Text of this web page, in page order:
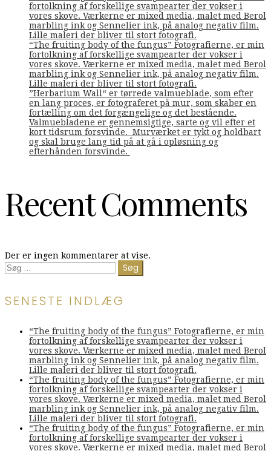
fortolkning af forskellige svampearter der vokser i
vores skove. Værkerne er mixed media, malet med Berol
marbling ink og Sennelier ink, på analog negativ film.
Lille maleri der bliver til stort fotografi.
“The fruiting body of the fungus” Fotografierne, er min
fortolkning af forskellige svampearter der vokser i
vores skove. Værkerne er mixed media, malet med Berol
marbling ink og Sennelier ink, på analog negativ film.
Lille maleri der bliver til stort fotografi.
”Herbarium Wall“ er tørrede valmueblade, som efter
en lang proces, er fotograferet på mur, som skaber en
fortælling om det forgængelige og det bestående.
Valmuebladene er gennemsigtige, sarte og vil efter et
kort tidsrum forsvinde. Murværket er tykt og holdbart
og skal bruge lang tid på at gå i opløsning og
efterhånden forsvinde.
Recent Comments
Der er ingen kommentarer at vise.
Søg
efter:
SENESTE INDLÆG
“The fruiting body of the fungus” Fotografierne, er min
fortolkning af forskellige svampearter der vokser i
vores skove. Værkerne er mixed media, malet med Berol
marbling ink og Sennelier ink, på analog negativ film.
Lille maleri der bliver til stort fotografi.
“The fruiting body of the fungus” Fotografierne, er min
fortolkning af forskellige svampearter der vokser i
vores skove. Værkerne er mixed media, malet med Berol
marbling ink og Sennelier ink, på analog negativ film.
Lille maleri der bliver til stort fotografi.
“The fruiting body of the fungus” Fotografierne, er min
fortolkning af forskellige svampearter der vokser i
vores skove. Værkerne er mixed media, malet med Berol